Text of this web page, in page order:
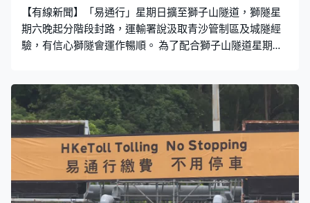
統出錯，除了可以透過熱線
【有線新聞】「易通行」星期日擴至獅子山隧道，獅隧星
期六晚起分階段封路，運輸署說汲取青沙管制區及城隧經
驗，有信心獅隧會運作暢順。 為了配合獅子山隧道星期日
田方向行車線，就在之後的凌晨一時起陸續封閉。凌晨四
時半前，來回方向會各留最少一條線以及三條收費通道；
到四時半，獅隧來回方向及所有支路入口都會全線封閉。
駕駛人士要改用大埔公路、青沙公路及大老山隧道往返沙
田與九龍，有五條通宵巴士線及六條專線小巴線要改道行
駛。 獅隧的「易通行」收費感應裝置安裝在近沙田出入口
的龍門架，往沙田的收費廣場現有六條行車線會減至三